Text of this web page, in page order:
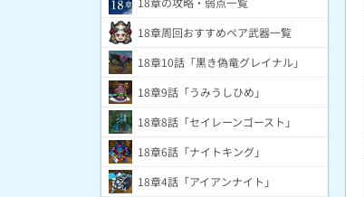
18章周回おすすめペア武器一覧
18章10話「黒き偽竜グレイナル」
18章9話「うみうしひめ」
18章8話「セイレーンゴースト」
18章6話「ナイトキング」
18章4話「アイアンナイト」